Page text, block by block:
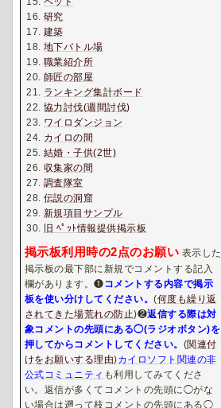
研究
建築
地下バトル場
職業紹介所
師匠の部屋
ランキング集計ボード
協力討伐(週間討伐)
ワイロダンジョン
カイロの間
結婚・子供(2世)
収集家の間
調査隊室
伝説の洞窟
新規項目サンプル
旧 ﾍﾟｯﾄ情報提供掲示板
掲示板利用時の2点のお願い 表示した
掲示板の最下部に新規でコメントする記入
欄があります。❶コメントする内容で掲示
板を使い分けしてください。(何度も繰り返
されてきた場荒れの防止)❷返信する際は対
象コメントの先頭にある◯(ラジオボタン)を
押してからコメントしてください。 (関連付
けをお願いする理由)カイロソフト関連の非
公式コミュニティ も利用してみてくださ
い。返信が多くてコメントの先頭に◯がな
い場合は遡って枝コメントの先頭にある◯